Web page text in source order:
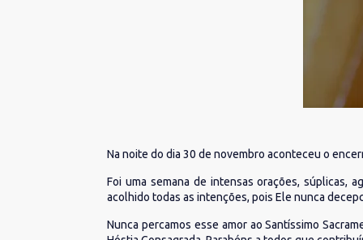
Na noite do dia 30 de novembro aconteceu o
Foi uma semana de intensas orações, súplicas,
acolhido todas as intenções, pois Ele nunca
Nunca percamos esse amor ao Santíssimo